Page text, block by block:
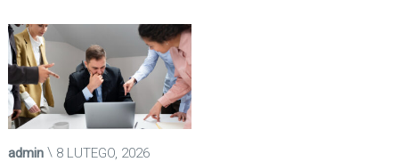
admin 8 LUTEGO, 2026